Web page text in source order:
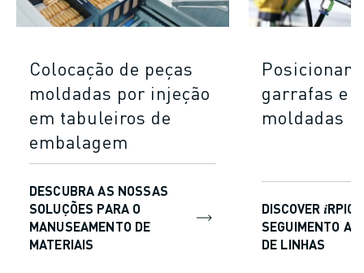
SOLUÇÕES PARA SECTOR EDUCATIVO
WORLDSKILLS & JOVENS TALENTOS
NOTÍCIAS
NOTÍCIAS
SOBRE A FANUC
FANUC NA EUROPA
ONDE ESTAMOS
SUSTENTABILIDADE
Colocação de peças
moldadas por injeção
em tabuleiros de
embalagem
DESCUBRA AS NOSSAS
SOLUÇÕES PARA O
MANUSEAMENTO DE
MATERIAIS
garrafas e
moldadas
DISCOVER
SEGUIMENTO
DE LINHAS